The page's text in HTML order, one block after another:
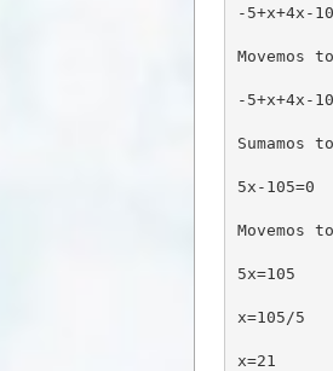
-5+x+4x-
-5+x+4x-
5x-105=0
5x=105
x=105/5
x=21